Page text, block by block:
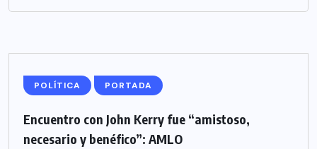
POLÍTICA PORTADA
Encuentro con John Kerry fue “amistoso,
necesario y benéfico”: AMLO